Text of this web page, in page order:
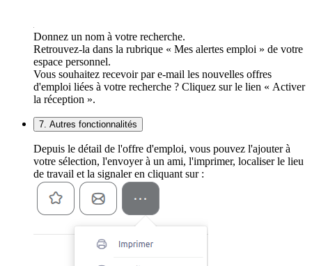
Donnez un nom à votre recherche.
Retrouvez-la dans la rubrique « Mes alertes emploi » de votre
espace personnel.
Vous souhaitez recevoir par e-mail les nouvelles offres
d'emploi liées à votre recherche ? Cliquez sur le lien « Activer
la réception ».
7. Autres fonctionnalités
Depuis le détail de l'offre d'emploi, vous pouvez l'ajouter à
votre sélection, l'envoyer à un ami, l'imprimer, localiser le lieu
de travail et la signaler en cliquant sur :